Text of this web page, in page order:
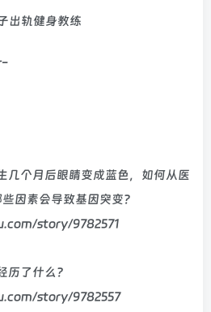
出轨健身教练
几个月后眼睛变成蓝色，如何从医
因素会导致基因突变？
story/9782571
历了什么?
story/9782557